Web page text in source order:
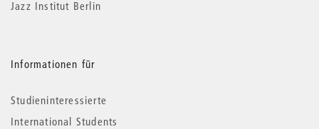
Jazz Institut Berlin
Informationen für
Studieninteressierte
International Students